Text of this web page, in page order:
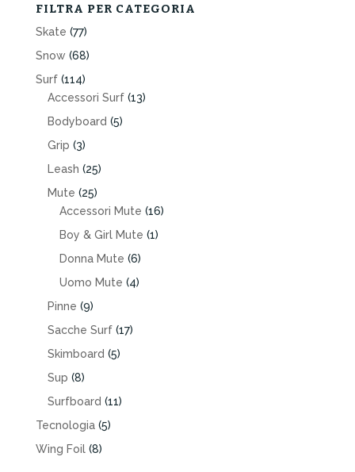
FILTRA PER CATEGORIA
Skate (77)
Snow (68)
Surf (114)
Accessori Surf (13)
Bodyboard (5)
Grip (3)
Leash (25)
Mute (25)
Accessori Mute (16)
Boy & Girl Mute (1)
Donna Mute (6)
Uomo Mute (4)
Pinne (9)
Sacche Surf (17)
Skimboard (5)
Sup (8)
Surfboard (11)
Tecnologia (5)
Wing Foil (8)